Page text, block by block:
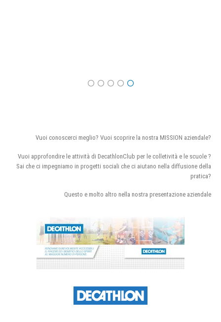
Vuoi conoscerci meglio? Vuoi scoprire la nostra MISSION aziendale?
Vuoi approfondire le attività di DecathlonClub per le colletività e le scuole ?
Sai che ci impegniamo in progetti sociali che ci aiutano nella diffusione della
pratica?
Questo e molto altro nella nostra presentazione aziendale